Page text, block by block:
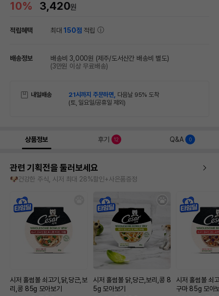
10% 3,420원
적립혜택 최대150점 적립
배송정보 배송비 3,000원 (제주/도서산간 배송비 별도)
(3만원 이상 무료배송)
내일배송 21시까지 주문하면, 다음날 95% 도착
(토, 일요일/공휴일 제외)
상품정보 후기 12 Q&A 0
관련 기획전을 둘러보세요
🐶건강한 주식, 시저 최대 28%할인+사은품증정
시저 홀썸볼 쇠고기,닭,당근,보
리,콩 85g 모아보기
시저 홀썸볼 닭,당근,보리,콩 8
5g 모아보기
시저 홀썸볼 쇠
구마 85g 모아